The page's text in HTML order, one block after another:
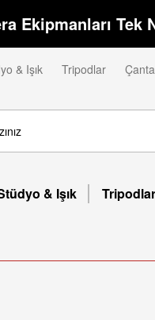
Ekipmanları Tek
& Işık Tripodlar Çanta
& Işık Tripodlar